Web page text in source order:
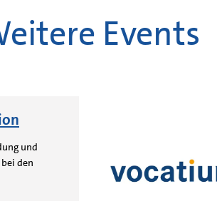
Events
und
den